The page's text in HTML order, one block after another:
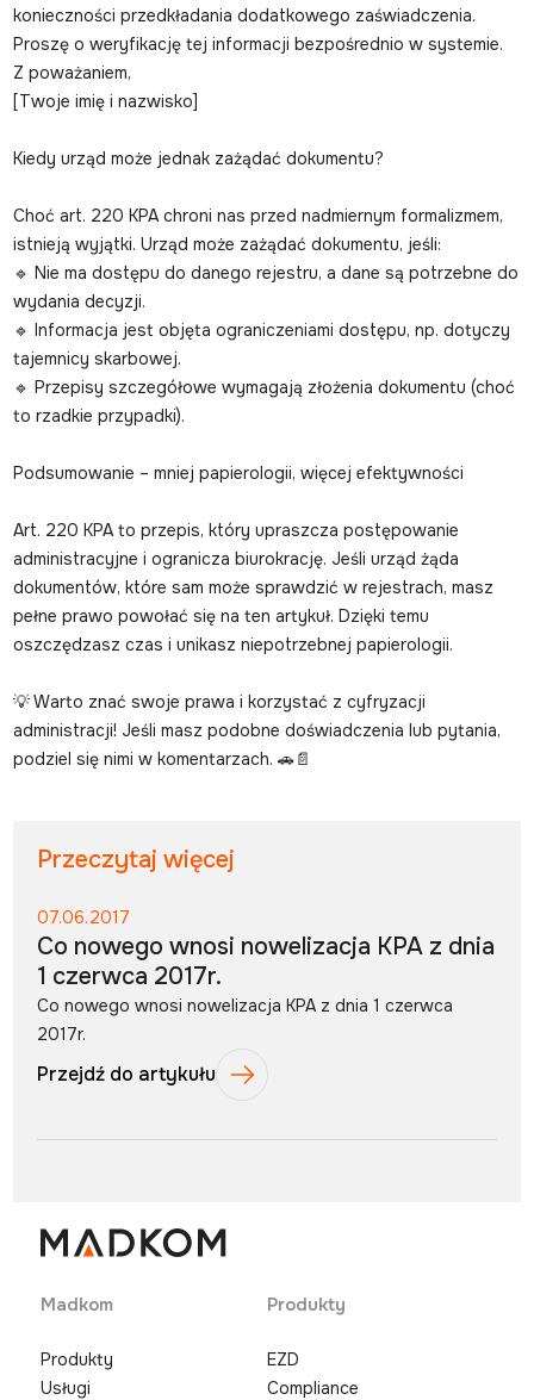
konieczności przedkładania dodatkowego zaświadczenia.
Proszę o weryfikację tej informacji bezpośrednio w systemie.
Z poważaniem,
[Twoje imię i nazwisko]
Kiedy urząd może jednak zażądać dokumentu?
Choć art. 220 KPA chroni nas przed nadmiernym formalizmem,
istnieją wyjątki. Urząd może zażądać dokumentu, jeśli:
🔹 Nie ma dostępu do danego rejestru, a dane są potrzebne do
wydania decyzji.
🔹 Informacja jest objęta ograniczeniami dostępu, np. dotyczy
tajemnicy skarbowej.
🔹 Przepisy szczegółowe wymagają złożenia dokumentu (choć
to rzadkie przypadki).
Podsumowanie – mniej papierologii, więcej efektywności
Art. 220 KPA to przepis, który upraszcza postępowanie
administracyjne i ogranicza biurokrację. Jeśli urząd żąda
dokumentów, które sam może sprawdzić w rejestrach, masz
pełne prawo powołać się na ten artykuł. Dzięki temu
oszczędzasz czas i unikasz niepotrzebnej papierologii.
💡 Warto znać swoje prawa i korzystać z cyfryzacji
administracji! Jeśli masz podobne doświadczenia lub pytania,
podziel się nimi w komentarzach. 🚗📄
Przeczytaj więcej
07.06.2017
Co nowego wnosi nowelizacja KPA z dnia
1 czerwca 2017r.
Co nowego wnosi nowelizacja KPA z dnia 1 czerwca
2017r.
Przejdź do artykułu
Madkom
Produkty
Usługi
Produkty
EZD
Compliance